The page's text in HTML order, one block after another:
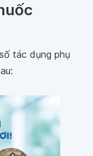
tác dụng phụ